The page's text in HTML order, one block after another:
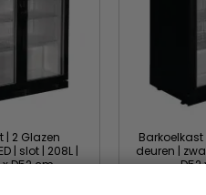
| 2 Glazen
| slot | 208L |
x D52 cm
deuren |
D52